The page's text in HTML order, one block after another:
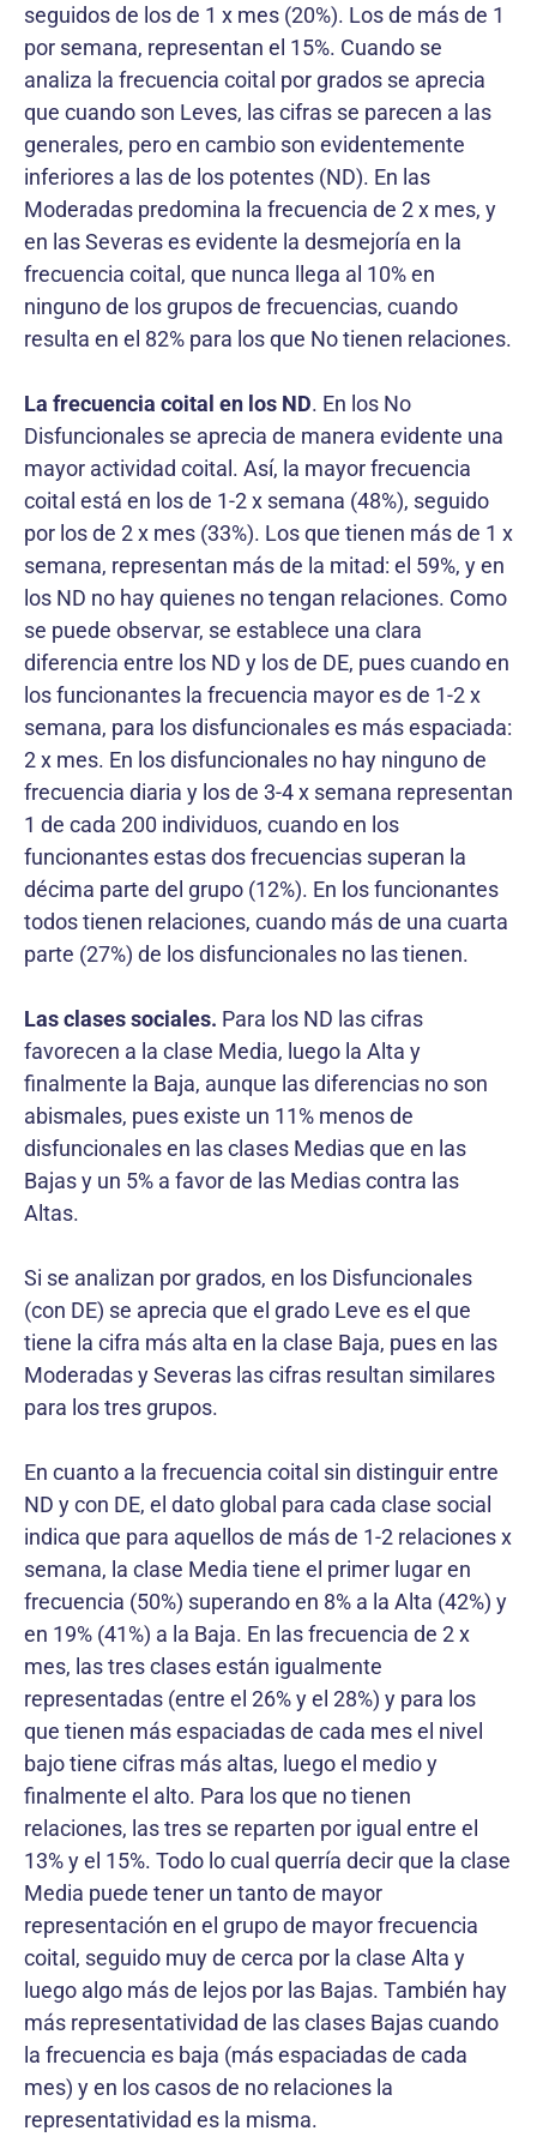
seguidos de los de 1 x mes (20%). Los de más de 1
por semana, representan el 15%. Cuando se
analiza la frecuencia coital por grados se aprecia
que cuando son Leves, las cifras se parecen a las
generales, pero en cambio son evidentemente
inferiores a las de los potentes (ND). En las
Moderadas predomina la frecuencia de 2 x mes, y
en las Severas es evidente la desmejoría en la
frecuencia coital, que nunca llega al 10% en
ninguno de los grupos de frecuencias, cuando
resulta en el 82% para los que No tienen relaciones.
La frecuencia coital en los ND. En los No
Disfuncionales se aprecia de manera evidente una
mayor actividad coital. Así, la mayor frecuencia
coital está en los de 1-2 x semana (48%), seguido
por los de 2 x mes (33%). Los que tienen más de 1 x
semana, representan más de la mitad: el 59%, y en
los ND no hay quienes no tengan relaciones. Como
se puede observar, se establece una clara
diferencia entre los ND y los de DE, pues cuando en
los funcionantes la frecuencia mayor es de 1-2 x
semana, para los disfuncionales es más espaciada:
2 x mes. En los disfuncionales no hay ninguno de
frecuencia diaria y los de 3-4 x semana representan
1 de cada 200 individuos, cuando en los
funcionantes estas dos frecuencias superan la
décima parte del grupo (12%). En los funcionantes
todos tienen relaciones, cuando más de una cuarta
parte (27%) de los disfuncionales no las tienen.
Las clases sociales. Para los ND las cifras
favorecen a la clase Media, luego la Alta y
finalmente la Baja, aunque las diferencias no son
abismales, pues existe un 11% menos de
disfuncionales en las clases Medias que en las
Bajas y un 5% a favor de las Medias contra las
Altas.
Si se analizan por grados, en los Disfun­cionales
(con DE) se aprecia que el grado Leve es el que
tiene la cifra más alta en la clase Baja, pues en las
Moderadas y Severas las cifras resultan similares
para los tres grupos.
En cuanto a la frecuencia coital sin distinguir entre
ND y con DE, el dato global para cada clase social
indica que para aquellos de más de 1-2 relaciones x
semana, la clase Media tiene el primer lugar en
frecuencia (50%) superando en 8% a la Alta (42%) y
en 19% (41%) a la Baja. En las frecuencia de 2 x
mes, las tres clases están igualmente
representadas (entre el 26% y el 28%) y para los
que tienen más espaciadas de cada mes el nivel
bajo tiene cifras más altas, luego el medio y
finalmente el alto. Para los que no tienen
relaciones, las tres se reparten por igual entre el
13% y el 15%. Todo lo cual querría decir que la clase
Media puede tener un tanto de mayor
representación en el grupo de mayor frecuencia
coital, seguido muy de cerca por la clase Alta y
luego algo más de lejos por las Bajas. También hay
más representatividad de las clases Bajas cuando
la frecuencia es baja (más espaciadas de cada
mes) y en los casos de no relaciones la
representatividad es la misma.